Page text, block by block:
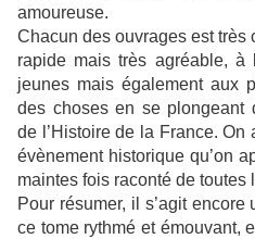
amoureuse.
Chacun des ouvrages est très
rapide mais très agréable,
jeunes mais également aux
des choses en se plongeant
de l’Histoire de la France. On
évènement historique qu’on
maintes fois raconté de toutes
Pour résumer, il s’agit
ce tome rythmé et émouvant,